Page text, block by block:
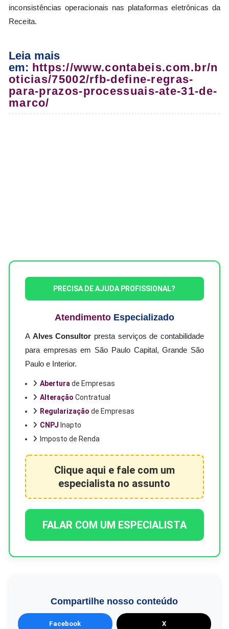
inconsistências operacionais nas plataformas eletrônicas da
Receita.
Leia mais
em: https://www.contabeis.com.br/n
oticias/75002/rfb-define-regras-
para-prazos-processuais-ate-31-de-
marco/
PRECISA DE AJUDA PROFISSIONAL?
AtendimentoEspecializado
A Alves Consultor presta serviços de contabilidade
para empresas em São Paulo Capital, Grande São
Paulo e Interior.
Abertura de Empresas
Alteração Contratual
Regularização de Empresas
CNPJ Inapto
Imposto de Renda
Clique aqui e fale com um
especialista no assunto
FALAR COM UM ESPECIALISTA
Compartilhe nosso conteúdo
Facebook X